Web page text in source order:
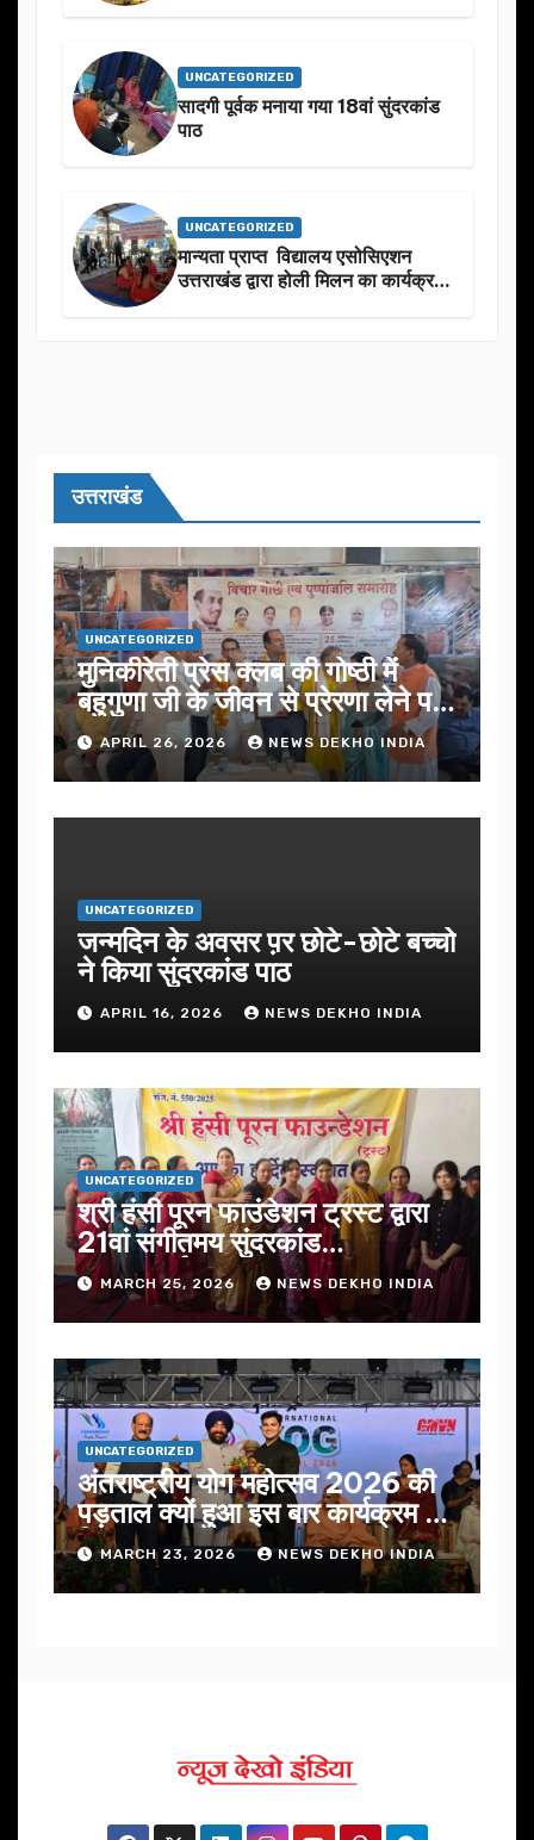
UNCATEGORIZED
सादगी पूर्वक मनाया गया 18वां सुंदरकांड
पाठ
UNCATEGORIZED
मान्यता प्राप्त विद्यालय एसोसिएशन
उत्तराखंड द्वारा होली मिलन का कार्यक्रम
उत्तराखंड
UNCATEGORIZED
मुनिकीरेती प्रेस क्लब की गोष्ठी में
बहुगुणा जी के जीवन से प्रेरणा लेने पर
जोरAPRIL 26, 2026 NEWS DEKHO INDIA
UNCATEGORIZED
जन्मदिन के अवसर प़र छोटे-छोटे बच्चो
ने किया सुंदरकांड पाठ
APRIL 16, 2026 NEWS DEKHO INDIA
UNCATEGORIZED
श्री हंसी पूरन फाउंडेशन ट्रस्ट द्वारा
21वां संगीतमय सुंदरकांड
सफलतापूर्वक संपन्न
MARCH 25, 2026 NEWS DEKHO INDIA
UNCATEGORIZED
अंतराष्ट्रीय योग महोत्सव 2026 की
पड़ताल क्यों हुआ इस बार कार्यक्रम में
निखार
MARCH 23, 2026 NEWS DEKHO INDIA